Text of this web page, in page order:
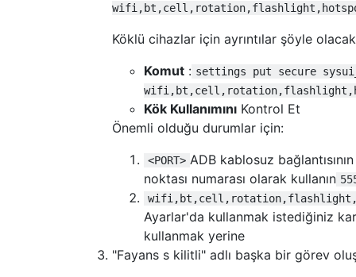
Köklü cihazlar için ayrıntılar şöyle
Komut : settings put secure
Kök Kullanımını Kontrol Et
Önemli olduğu durumlar için:
<PORT> ADB kablosuz bağlantısının
noktası numarası olarak kullanın
Ayarlar'da kullanmak istediğiniz
kullanmak yerine
"Fayans s kilitli" adlı başka bir görev